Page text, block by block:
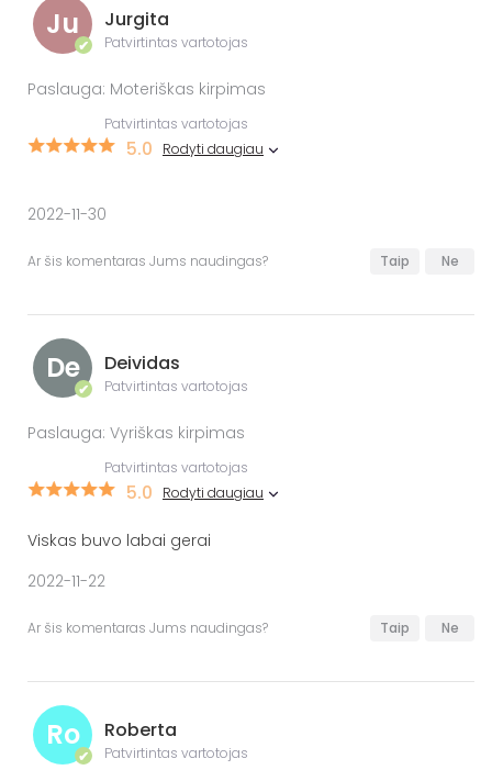
Ju
✔
Jurgita
Patvirtintas vartotojas
Paslauga: Moteriškas kirpimas
Patvirtintas vartotojas
5.0 Rodyti daugiau
2022-11-30
Ar šis komentaras Jums naudingas? Taip Ne
De
✔
Deividas
Patvirtintas vartotojas
Paslauga: Vyriškas kirpimas
Patvirtintas vartotojas
5.0 Rodyti daugiau
Viskas buvo labai gerai
2022-11-22
Ar šis komentaras Jums naudingas? Taip Ne
Ro
✔
Roberta
Patvirtintas vartotojas